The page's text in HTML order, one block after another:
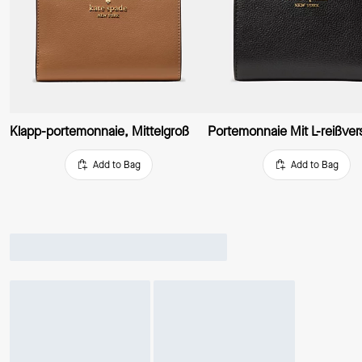
Klapp-portemonnaie, Mittelgroß
Add to Bag Add to Bag